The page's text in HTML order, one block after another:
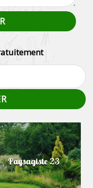
Paysagiste 23